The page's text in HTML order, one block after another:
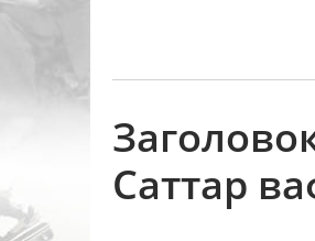
Саттар